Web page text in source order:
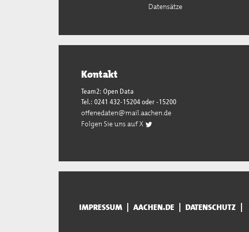
Datensätze
Kontakt
Team2: Open Data
Tel.: 0241 432-15204 oder -15200
offenedaten@mail.aachen.de
Folgen Sie uns auf X
IMPRESSUM AACHEN.DE DATENSCHUTZ